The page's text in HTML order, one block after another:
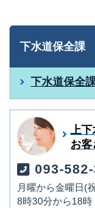
下水道保全課
下水道保全
上
お客
093-
月曜から金曜日(
8時30分から18時